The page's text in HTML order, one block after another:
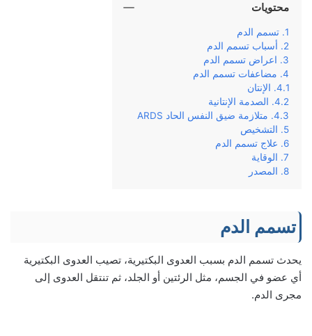
محتويات
تسمم الدم
أسباب تسمم الدم
اعراض تسمم الدم
مضاعفات تسمم الدم
الإنتان
الصدمة الإنتانية
متلازمة ضيق النفس الحاد ARDS
التشخيص
علاج تسمم الدم
الوقاية
المصدر
تسمم الدم
يحدث تسمم الدم بسبب العدوى البكتيرية، تصيب العدوى البكتيرية
أي عضو في الجسم، مثل الرئتين أو الجلد، ثم تنتقل العدوى إلى
مجرى الدم.